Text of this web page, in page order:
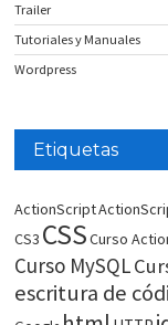
Trailer
Tutoriales y Manuales
Wordpress
Etiquetas
ActionScript
CS3 CSSCurso
Curso MySQL
escritura de